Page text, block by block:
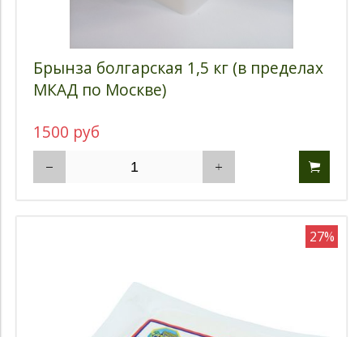
Брынза болгарская 1,5 кг (в пределах
МКАД по Москве)
1500 руб
27%